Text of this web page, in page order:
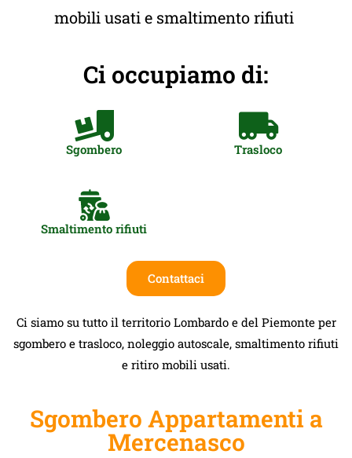
mobili usati e smaltimento rifiuti
Ci occupiamo di:
Sgombero Trasloco
Smaltimento rifiuti
Contattaci
Ci siamo su tutto il territorio Lombardo e del Piemonte per
sgombero e trasloco, noleggio autoscale, smaltimento rifiuti
e ritiro mobili usati.
Sgombero Appartamenti a
Mercenasco